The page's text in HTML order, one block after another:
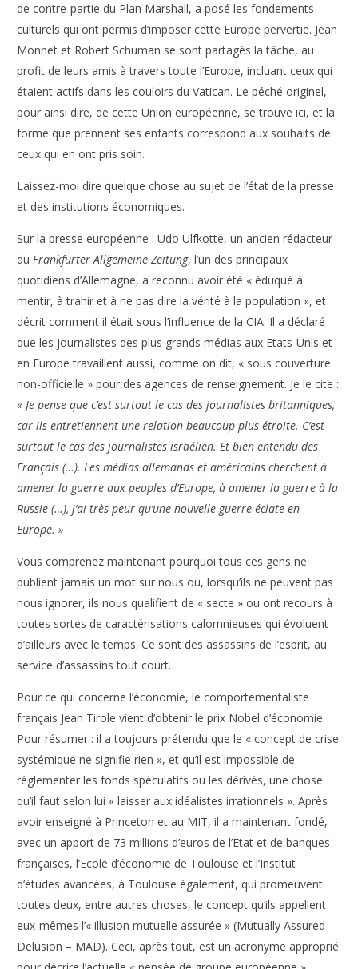
de contre-partie du Plan Marshall, a posé les fondements
culturels qui ont permis d’imposer cette Europe pervertie. Jean
Monnet et Robert Schuman se sont partagés la tâche, au
profit de leurs amis à travers toute l’Europe, incluant ceux qui
étaient actifs dans les couloirs du Vatican. Le péché originel,
pour ainsi dire, de cette Union européenne, se trouve ici, et la
forme que prennent ses enfants correspond aux souhaits de
ceux qui en ont pris soin.
Laissez-moi dire quelque chose au sujet de l’état de la presse
et des institutions économiques.
Sur la presse européenne : Udo Ulfkotte, un ancien rédacteur
du Frankfurter Allgemeine Zeitung, l’un des principaux
quotidiens d’Allemagne, a reconnu avoir été « éduqué à
mentir, à trahir et à ne pas dire la vérité à la population », et
décrit comment il était sous l’influence de la CIA. Il a déclaré
que les journalistes des plus grands médias aux Etats-Unis et
en Europe travaillent aussi, comme on dit, « sous couverture
non-officielle » pour des agences de renseignement. Je le cite :
« Je pense que c’est surtout le cas des journalistes britanniques,
car ils entretiennent une relation beaucoup plus étroite. C’est
surtout le cas des journalistes israélien. Et bien entendu des
Français (…). Les médias allemands et américains cherchent à
amener la guerre aux peuples d’Europe, à amener la guerre à la
Russie (…), j’ai très peur qu’une nouvelle guerre éclate en
Europe. »
Vous comprenez maintenant pourquoi tous ces gens ne
publient jamais un mot sur nous ou, lorsqu’ils ne peuvent pas
nous ignorer, ils nous qualifient de « secte » ou ont recours à
toutes sortes de caractérisations calomnieuses qui évoluent
d’ailleurs avec le temps. Ce sont des assassins de l’esprit, au
service d’assassins tout court.
Pour ce qui concerne l’économie, le comportementaliste
français Jean Tirole vient d’obtenir le prix Nobel d’économie.
Pour résumer : il a toujours prétendu que le « concept de crise
systémique ne signifie rien », et qu’il est impossible de
réglementer les fonds spéculatifs ou les dérivés, une chose
qu’il faut selon lui « laisser aux idéalistes irrationnels ». Après
avoir enseigné à Princeton et au MIT, il a maintenant fondé,
avec un apport de 73 millions d’euros de l’Etat et de banques
françaises, l’Ecole d’économie de Toulouse et l’Institut
d’études avancées, à Toulouse également, qui promeuvent
toutes deux, entre autres choses, le concept qu’ils appellent
eux-mêmes l’« illusion mutuelle assurée » (Mutually Assured
Delusion – MAD). Ceci, après tout, est un acronyme approprié